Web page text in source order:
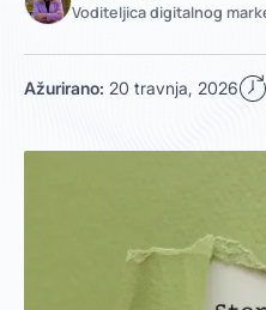
Voditeljica digitalnog
Ažurirano: 20 travnja, 2026